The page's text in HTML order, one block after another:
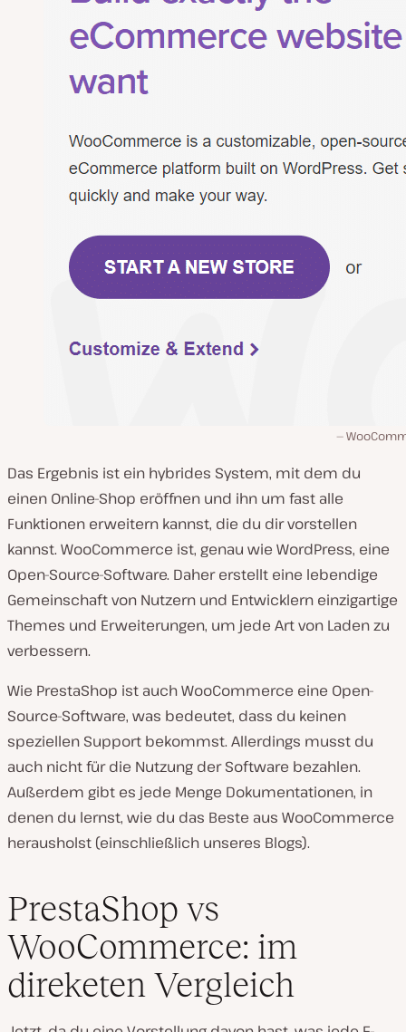
Das Ergebnis ist ein hybrides System, mit dem du
einen Online-Shop eröffnen und ihn um fast alle
Funktionen erweitern kannst, die du dir vorstellen
kannst. WooCommerce ist, genau wie WordPress, eine
Open-Source-Software. Daher erstellt eine lebendige
Gemeinschaft von Nutzern und Entwicklern einzigartige
Themes und Erweiterungen, um jede Art von Laden zu
verbessern.
Wie PrestaShop ist auch WooCommerce eine Open-
Source-Software, was bedeutet, dass du keinen
speziellen Support bekommst. Allerdings musst du
auch nicht für die Nutzung der Software bezahlen.
Außerdem gibt es jede Menge Dokumentationen, in
denen du lernst, wie du das Beste aus WooCommerce
herausholst (einschließlich unseres Blogs).
PrestaShop vs
WooCommerce: im
direketen Vergleich